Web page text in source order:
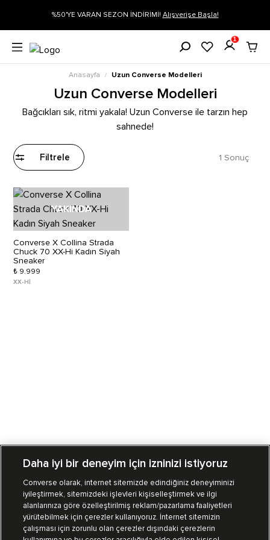
%50'YE VARAN SEZON İNDİRİMİ! Alışverişe Başla!
1
Anasayfa / Uzun Converse Modelleri
Uzun Converse Modelleri
Bağcıkları sık, ritmi yakala! Uzun Converse ile tarzın hep
sahnede!
Filtrele 1 Sonuç
YAKINDA
Converse X Collina Strada
Chuck 70 XX-Hi Kadın Siyah
Sneaker
₺ 9.999
XX-HI
Mağazalarımız Sipariş Takibi
Müşteri İlişkileri
Daha iyi bir deneyim için izninizi istiyoruz
Converse olarak, internet sitemizde edindiğiniz deneyiminizi
iyileştirmek, sitemizdeki işlevleri kişiselleştirmek ve ilgi
alanlarınıza göre özelleştirilmiş reklam/pazarlama faaliyetleri
yürütebilmek için çerezler kullanıyoruz. İnternet sitemizin
çalışması için zorunlu olan çerezler dışındaki çerezlerin